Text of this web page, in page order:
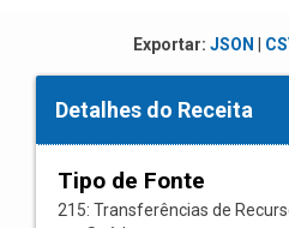
Exportar: JSON
Detalhes do Receita
Tipo de Fonte
215: Transferências de